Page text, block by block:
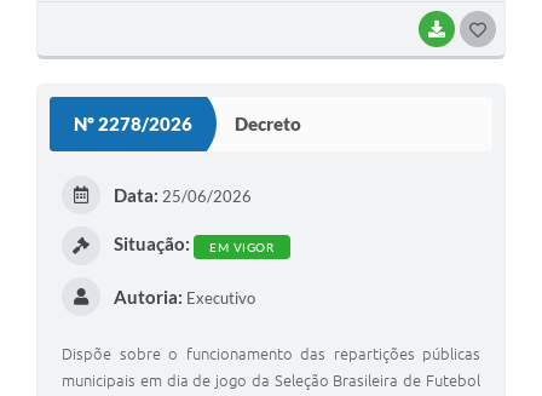
BAIXAR
Nº 2278/2026 Decreto
Data: 25/06/2026
Situação: EM VIGOR
Autoria: Executivo
Dispõe sobre o funcionamento das repartições públicas
municipais em dia de jogo da Seleção Brasileira de Futebol